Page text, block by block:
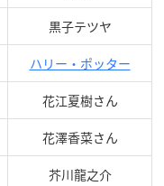
黒子テツヤ
ハリー・ポッター
花江夏樹さん
花澤香菜さん
芥川龍之介